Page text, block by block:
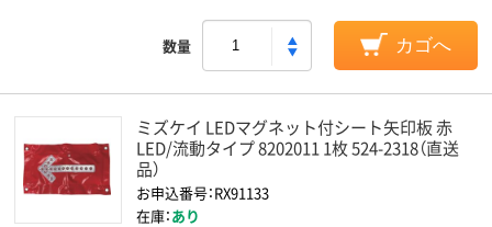
数量 カゴへ
ミズケイ LEDマグネット付シート矢印板 赤
LED/流動タイプ 8202011 1枚 524-2318（直送
品）
お申込番号：RX91133
在庫：あり